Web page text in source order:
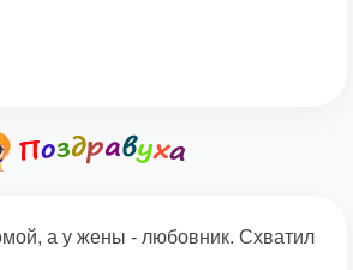
а у жены - любовник. Схватил